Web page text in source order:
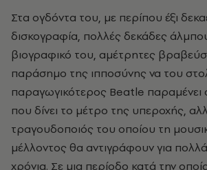
Στα ογδόντα του, με περίπου έξι
δισκογραφία, πολλές δεκάδες
βιογραφικό του, αμέτρητες
παράσημο της ιπποσύνης να του
παραγωγικότερος Beatle παραμένει
που δίνει το μέτρο της υπεροχής,
τραγουδοποιός του οποίου τη
μέλλοντος θα αντιγράφουν για
χρόνια. Σε μια περίοδο κατά την